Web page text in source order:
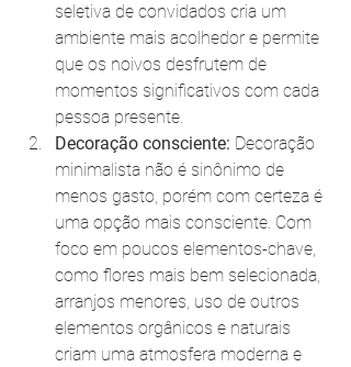
seletiva de convidados cria um
ambiente mais acolhedor e permite
que os noivos desfrutem de
momentos significativos com cada
pessoa presente.
Decoração consciente: Decoração
minimalista não é sinônimo de
menos gasto, porém com certeza é
uma opção mais consciente. Com
foco em poucos elementos-chave,
como flores mais bem selecionada,
arranjos menores, uso de outros
elementos orgânicos e naturais
criam uma atmosfera moderna e